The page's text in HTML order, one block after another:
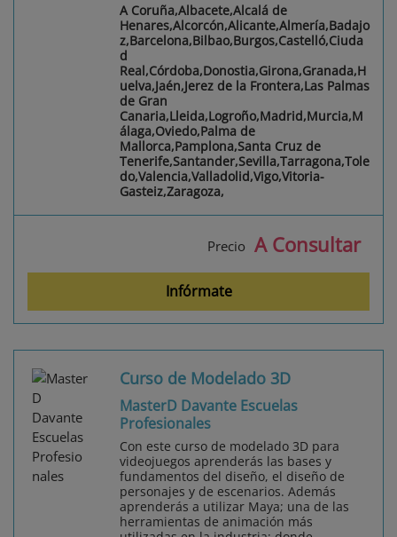
A Coruña,Albacete,Alcalá de
Henares,Alcorcón,Alicante,Almería,Badajo
z,Barcelona,Bilbao,Burgos,Castelló,Ciuda
d
Real,Córdoba,Donostia,Girona,Granada,H
uelva,Jaén,Jerez de la Frontera,Las Palmas
de Gran
Canaria,Lleida,Logroño,Madrid,Murcia,M
álaga,Oviedo,Palma de
Mallorca,Pamplona,Santa Cruz de
Tenerife,Santander,Sevilla,Tarragona,Tole
do,Valencia,Valladolid,Vigo,Vitoria-
Gasteiz,Zaragoza,
Precio A Consultar
Infórmate
Curso de Modelado 3D
MasterD Davante Escuelas
Profesionales
Con este curso de modelado 3D para
videojuegos aprenderás las bases y
fundamentos del diseño, el diseño de
personajes y de escenarios. Además
aprenderás a utilizar Maya; una de las
herramientas de animación más